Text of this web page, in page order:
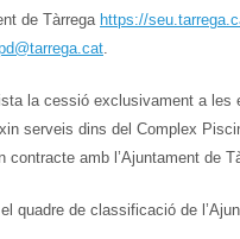
de Tàrrega https://
.
la cessió exclusivament a les
serveis dins del Complex
contracte amb l’Ajuntament de
quadre de classificació de